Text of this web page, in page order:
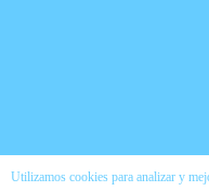
Utilizamos cookies para analizar y